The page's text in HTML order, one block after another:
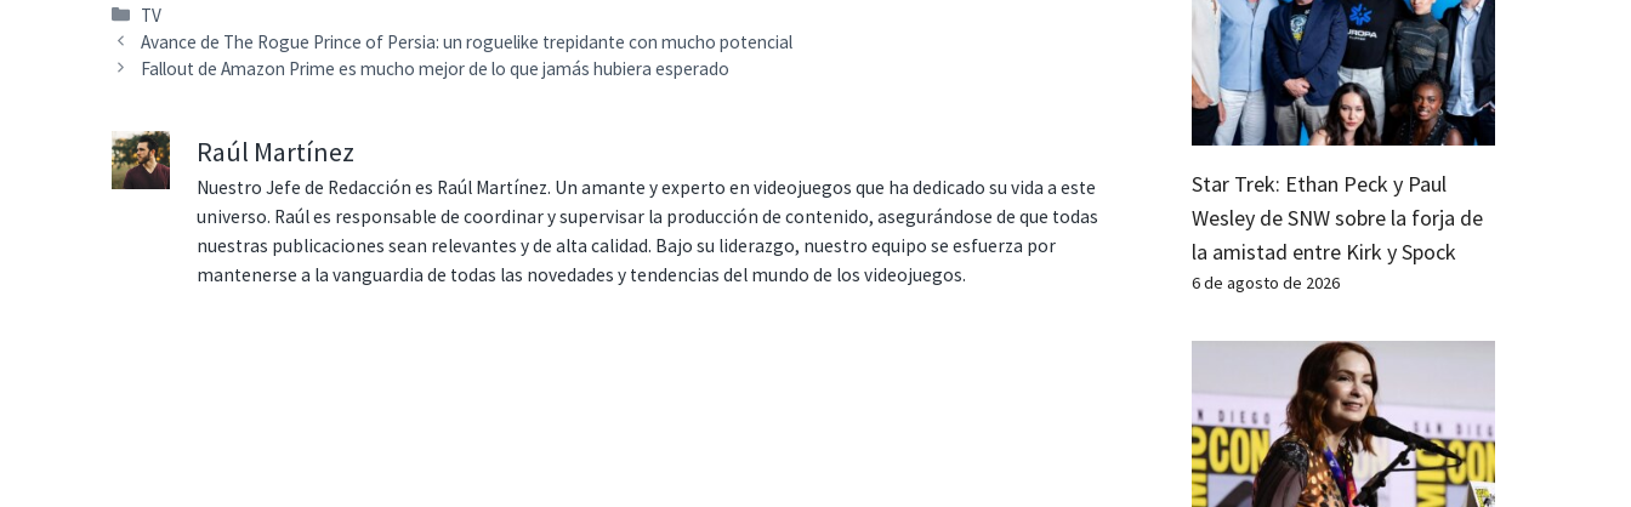
Categorías
TV
Avance de The Rogue Prince of Persia: un roguelike trepidante con mucho potencial
Fallout de Amazon Prime es mucho mejor de lo que jamás hubiera esperado
Raúl Martínez
Nuestro Jefe de Redacción es Raúl Martínez. Un amante y experto en videojuegos que ha dedicado su vida a este
universo. Raúl es responsable de coordinar y supervisar la producción de contenido, asegurándose de que todas
nuestras publicaciones sean relevantes y de alta calidad. Bajo su liderazgo, nuestro equipo se esfuerza por
mantenerse a la vanguardia de todas las novedades y tendencias del mundo de los videojuegos.
Star Trek: Ethan Peck y Paul
Wesley de SNW sobre la forja de
la amistad entre Kirk y Spock
6 de agosto de 2026